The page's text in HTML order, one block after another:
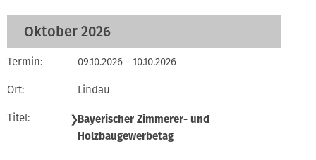
Oktober 2026
09.10.2026 - 10.10.2026
Lindau
❯Bayerischer Zimmerer- und
Holzbaugewerbetag